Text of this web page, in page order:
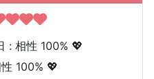
: 相性 100% 💖
100% 💖